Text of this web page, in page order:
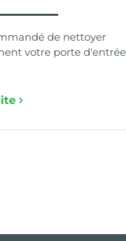
de nettoyer
votre porte